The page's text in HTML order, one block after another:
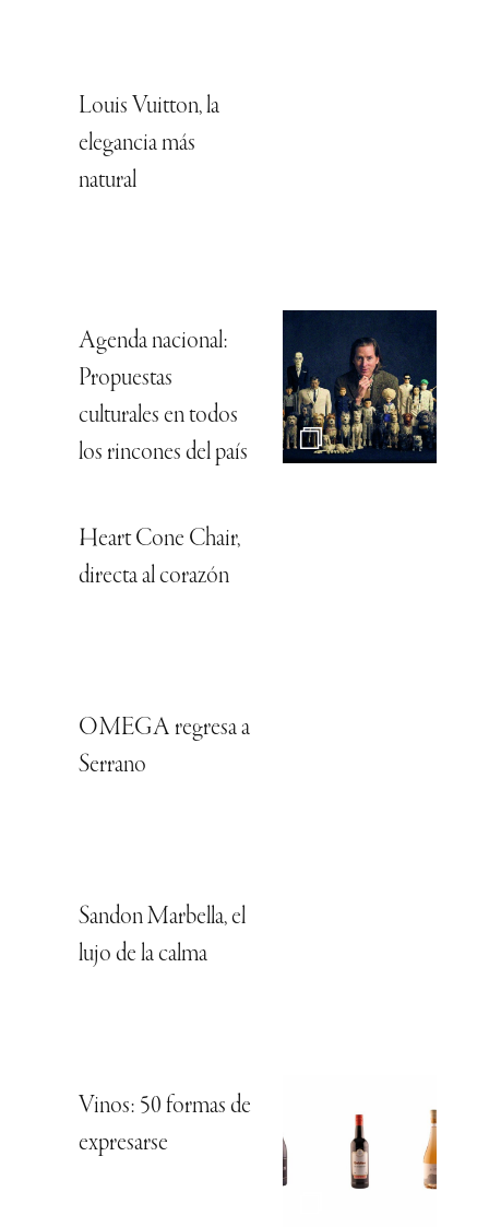
Louis Vuitton, la
elegancia más
natural
Agenda nacional:
Propuestas
culturales en todos
los rincones del país
Heart Cone Chair,
directa al corazón
OMEGA regresa a
Serrano
Sandon Marbella, el
lujo de la calma
Vinos: 50 formas de
expresarse